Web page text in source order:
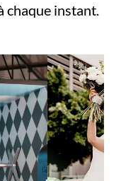
chaque instant.